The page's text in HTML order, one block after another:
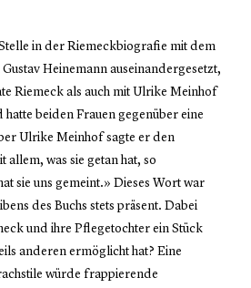
in der Riemeckbiografie mit dem
Heinemann auseinandergesetzt,
Riemeck als auch mit Ulrike Meinhof
beiden Frauen gegenüber eine
Ulrike Meinhof sagte er den
allem, was sie getan hat, so
sie uns gemeint.» Dieses Wort war
des Buchs stets präsent. Dabei
und ihre Pflegetochter ein Stück
anderen ermöglicht hat? Eine
würde frappierende